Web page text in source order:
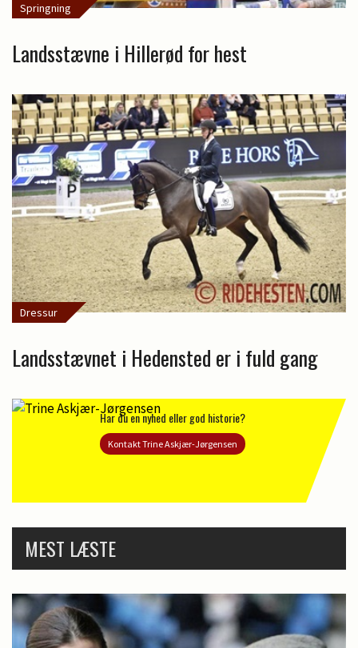
Springning
Landsstævne i Hillerød for hest
Dressur
Landsstævnet i Hedensted er i fuld gang
Har du en nyhed eller god historie?
Kontakt Trine Askjær-Jørgensen
MEST LÆSTE